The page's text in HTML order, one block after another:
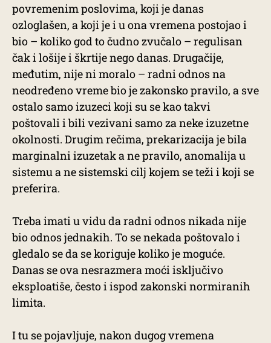
povremenim poslovima, koji je danas
ozloglašen, a koji je i u ona vremena postojao i
bio – koliko god to čudno zvučalo – regulisan
čak i lošije i škrtije nego danas. Drugačije,
međutim, nije ni moralo – radni odnos na
neodređeno vreme bio je zakonsko pravilo, a sve
ostalo samo izuzeci koji su se kao takvi
poštovali i bili vezivani samo za neke izuzetne
okolnosti. Drugim rečima, prekarizacija je bila
marginalni izuzetak a ne pravilo, anomalija u
sistemu a ne sistemski cilj kojem se teži i koji se
preferira.
Treba imati u vidu da radni odnos nikada nije
bio odnos jednakih. To se nekada poštovalo i
gledalo se da se koriguje koliko je moguće.
Danas se ova nesrazmera moći isključivo
eksploatiše, često i ispod zakonski normiranih
limita.
I tu se pojavljuje, nakon dugog vremena